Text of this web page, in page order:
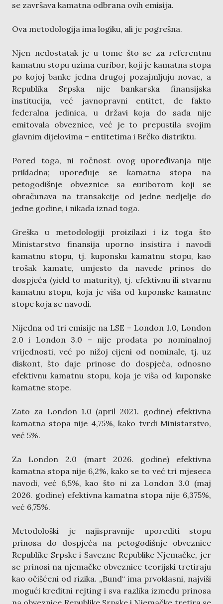
se završava kamatna odbrana ovih emisija.
Ova metodologija ima logiku, ali je pogrešna.
Njen nedostatak je u tome što se za referentnu
kamatnu stopu uzima euribor, koji je kamatna stopa
po kojoj banke jedna drugoj pozajmljuju novac, a
Republika Srpska nije bankarska finansijska
institucija, već javnopravni entitet, de fakto
federalna jedinica, u državi koja do sada nije
emitovala obveznice, već je to prepustila svojim
glavnim dijelovima – entitetima i Brčko distriktu.
Pored toga, ni ročnost ovog upoređivanja nije
prikladna; upoređuje se kamatna stopa na
petogodišnje obveznice sa euriborom koji se
obračunava na transakcije od jedne nedjelje do
jedne godine, i nikada iznad toga.
Greška u metodologiji proizilazi i iz toga što
Ministarstvo finansija uporno insistira i navodi
kamatnu stopu, tj. kuponsku kamatnu stopu, kao
trošak kamate, umjesto da navede prinos do
dospjeća (yield to maturity), tj. efektivnu ili stvarnu
kamatnu stopu, koja je viša od kuponske kamatne
stope koja se navodi.
Nijedna od tri emisije na LSE – London 1.0, London
2.0 i London 3.0 – nije prodata po nominalnoj
vrijednosti, već po nižoj cijeni od nominale, tj. uz
diskont, što daje prinose do dospjeća, odnosno
efektivnu kamatnu stopu, koja je viša od kuponske
kamatne stope.
Zato za London 1.0 (april 2021. godine) efektivna
kamatna stopa nije 4,75%, kako tvrdi Ministarstvo,
već 5%.
Za London 2.0 (mart 2026. godine) efektivna
kamatna stopa nije 6,2%, kako se to već tri mjeseca
navodi, već 6,5%, kao što ni za London 3.0 (maj
2026. godine) efektivna kamatna stopa nije 6,375%,
već 6,75%.
Metodološki je najispravnije uporediti stopu
prinosa do dospjeća na petogodišnje obveznice
Republike Srpske i Savezne Republike Njemačke, jer
se prinosi na njemačke obveznice teorijski tretiraju
kao očišćeni od rizika. „Bund“ ima prvoklasni, najviši
mogući kreditni rejting i sva razlika između prinosa